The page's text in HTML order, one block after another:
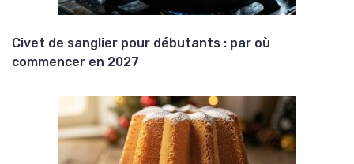
Civet de sanglier pour débutants : par où
commencer en 2027